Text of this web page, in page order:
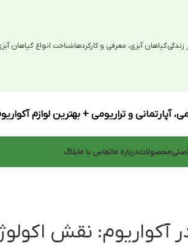
و کارکردهاشناخت انواع گیاهان آبزی
+ بهترین لوازم آکواریوم
ماتماس با مابلاگ
نقش اکولوژیک و